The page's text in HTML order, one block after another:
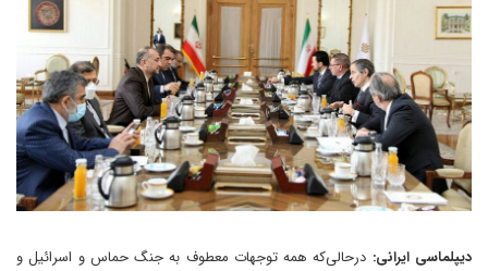
دیپلماسی ایرانی: در‌حالی‌که همه توجهات معطوف به جنگ حماس و اسرائیل و